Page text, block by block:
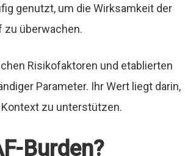
genutzt, um die Wirksamkeit der
zu überwachen.
Risikofaktoren und etablierten
Parameter. Ihr Wert liegt darin,
zu unterstützen.
Burden?